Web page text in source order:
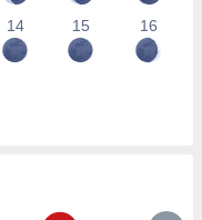
14 15 16